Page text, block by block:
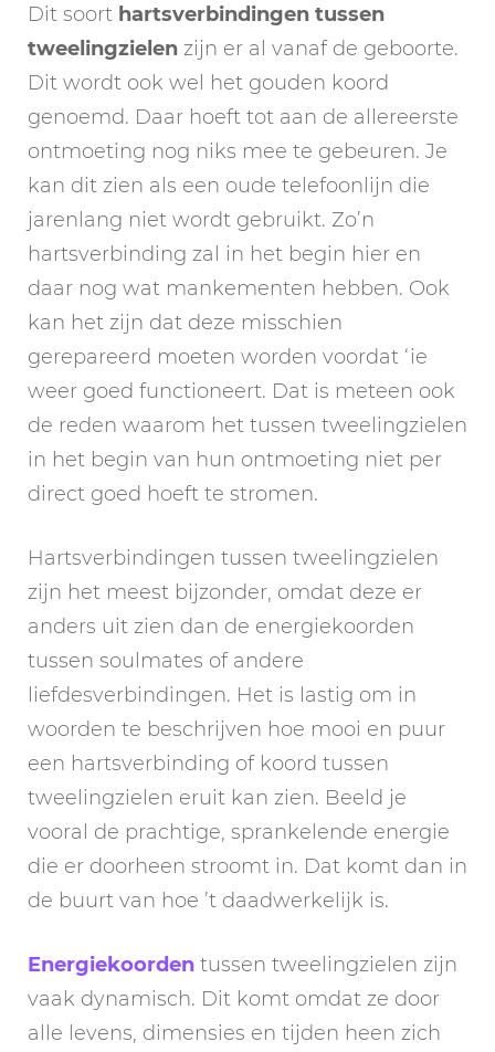
Dit soort hartsverbindingen tussen
tweelingzielen zijn er al vanaf de geboorte.
Dit wordt ook wel het gouden koord
genoemd. Daar hoeft tot aan de allereerste
ontmoeting nog niks mee te gebeuren. Je
kan dit zien als een oude telefoonlijn die
jarenlang niet wordt gebruikt. Zo’n
hartsverbinding zal in het begin hier en
daar nog wat mankementen hebben. Ook
kan het zijn dat deze misschien
gerepareerd moeten worden voordat ‘ie
weer goed functioneert. Dat is meteen ook
de reden waarom het tussen tweelingzielen
in het begin van hun ontmoeting niet per
direct goed hoeft te stromen.
Hartsverbindingen tussen tweelingzielen
zijn het meest bijzonder, omdat deze er
anders uit zien dan de energiekoorden
tussen soulmates of andere
liefdesverbindingen. Het is lastig om in
woorden te beschrijven hoe mooi en puur
een hartsverbinding of koord tussen
tweelingzielen eruit kan zien. Beeld je
vooral de prachtige, sprankelende energie
die er doorheen stroomt in. Dat komt dan in
de buurt van hoe ’t daadwerkelijk is.
Energiekoorden tussen tweelingzielen zijn
vaak dynamisch. Dit komt omdat ze door
alle levens, dimensies en tijden heen zich